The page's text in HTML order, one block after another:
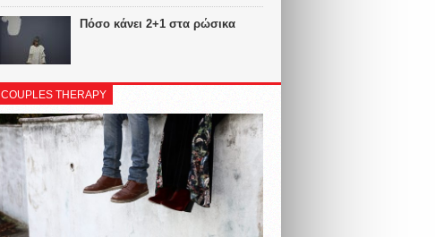
Πόσο κάνει 2+1 στα ρώσικα
COUPLES THERAPY